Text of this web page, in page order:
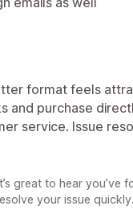
format feels
and purchase
service. Issue
great to hear you’ve
your issue